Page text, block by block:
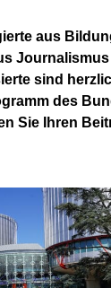
aus
sind
des
Sie Ihren